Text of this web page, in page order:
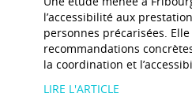
l’accessibilité aux
personnes précarisées.
recommandations
la coordination et
LIRE L'ARTICLE